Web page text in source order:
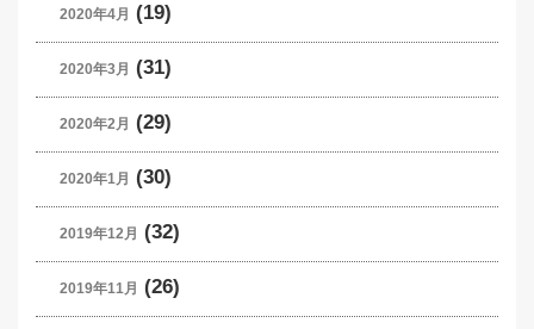
2020年4月 (19)
2020年3月 (31)
2020年2月 (29)
2020年1月 (30)
2019年12月 (32)
2019年11月 (26)